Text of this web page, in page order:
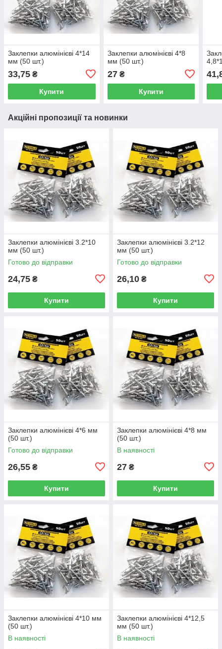
Заклепки алюмінієві 4*14
мм (50 шт.)
33,75 ₴
Купити
Заклепки алюмінієві 4*8
мм (50 шт.)
27₴
Купити
Акційні пропозиції та новинки
Заклепки алюмінієві 3.2*10
мм (50 шт.)
Готово до відправки
24,75 ₴
Купити
Заклепки алюмінієві 3.2*12
мм (50 шт.)
Готово до відправки
26,10 ₴
Купити
Заклепки алюмінієві 4*6 мм
(50 шт.)
Готово до відправки
26,55 ₴
Купити
Заклепки алюмінієві 4*8 мм
(50 шт.)
В наявності
27 ₴
Купити
Заклепки алюмінієві 4*10 мм
(50 шт.)
В наявності
Заклепки алюмінієві 4*12,5
мм (50 шт.)
В наявності